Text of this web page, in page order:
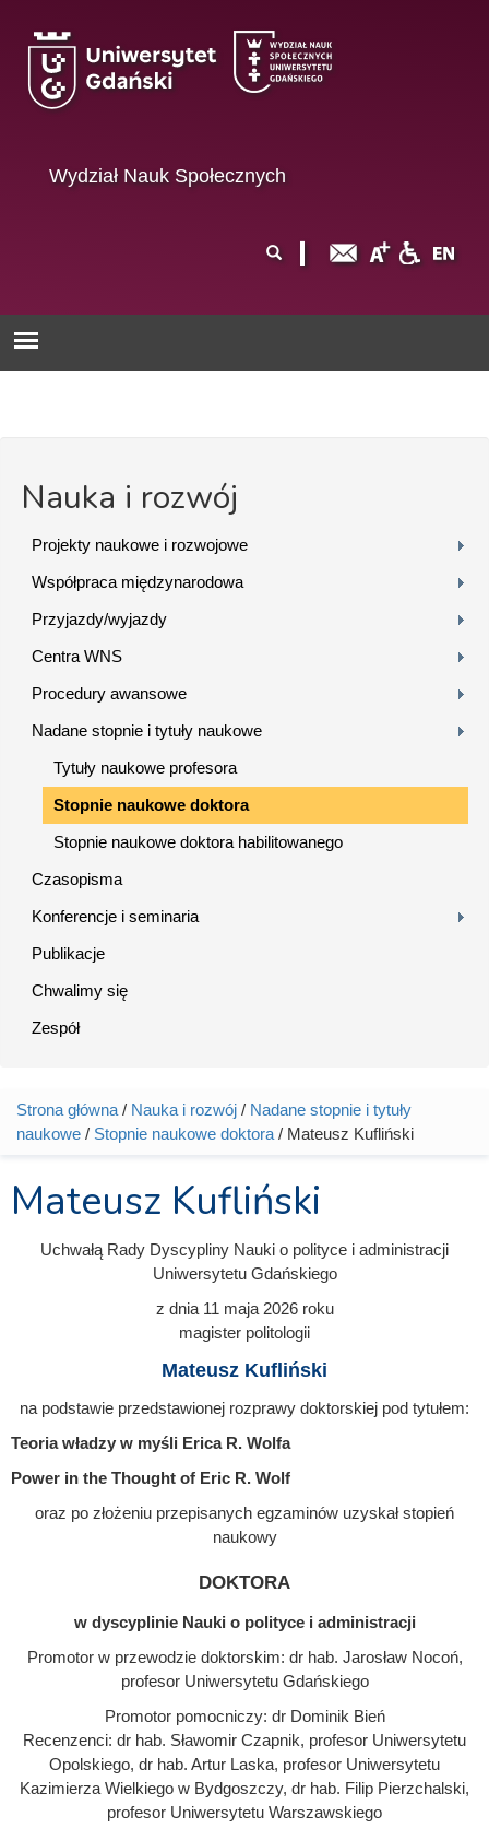
Wydział Nauk Społecznych
wyszukiwania
Nauka i rozwój
Projekty naukowe i rozwojowe
Współpraca międzynarodowa
Przyjazdy/wyjazdy
Centra WNS
Procedury awansowe
Nadane stopnie i tytuły naukowe
Tytuły naukowe profesora
Stopnie naukowe doktora
Stopnie naukowe doktora habilitowanego
Czasopisma
Konferencje i seminaria
Publikacje
Chwalimy się
Zespół
Jesteś tutaj
Strona główna / Nauka i rozwój / Nadane stopnie i tytuły
naukowe / Stopnie naukowe doktora / Mateusz Kufliński
Mateusz Kufliński
Uchwałą Rady Dyscypliny Nauki o polityce i administracji
Uniwersytetu Gdańskiego
z dnia 11 maja 2026roku
magister politologii
Mateusz Kufliński
na podstawie przedstawionej rozprawy doktorskiej pod tytułem:
Teoria władzy w myśli Erica R. Wolfa
Power in the Thought of Eric R. Wolf
oraz po złożeniu przepisanych egzaminów uzyskał stopień
naukowy
doktora
w dyscyplinie Nauki o polityce i administracji
Promotor w przewodzie doktorskim: dr hab. Jarosław Nocoń,
profesor Uniwersytetu Gdańskiego
Promotor pomocniczy: dr Dominik Bień
Recenzenci: dr hab. Sławomir Czapnik, profesor Uniwersytetu
Opolskiego, dr hab. Artur Laska, profesor Uniwersytetu
Kazimierza Wielkiego w Bydgoszczy, dr hab. Filip Pierzchalski,
profesor Uniwersytetu Warszawskiego